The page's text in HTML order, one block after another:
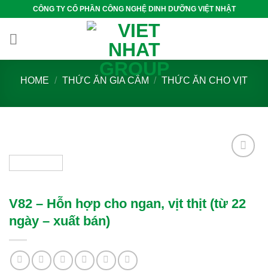
content
CÔNG TY CỔ PHẦN CÔNG NGHỆ DINH DƯỠNG VIỆT NHẬT
HOME / THỨC ĂN GIA CẦM / THỨC ĂN CHO VỊT
V82 – Hỗn hợp cho ngan, vịt thịt (từ 22
ngày – xuất bán)